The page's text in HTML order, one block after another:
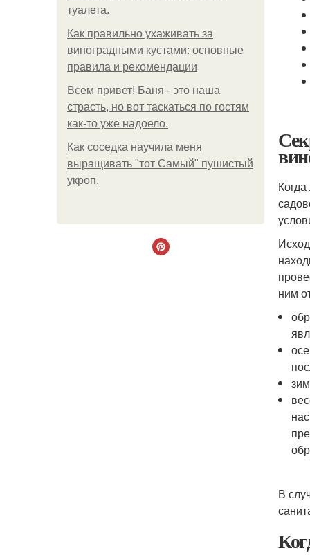
туалета.
Как правильно ухаживать за
виноградными кустами: основные
правила и рекомендации
Всем привет! Баня - это наша
страсть, но вот таскаться по гостям
как-то уже надоело.
Как соседка научила меня
выращивать "тот Самый" пушистый
укроп.
ним
В